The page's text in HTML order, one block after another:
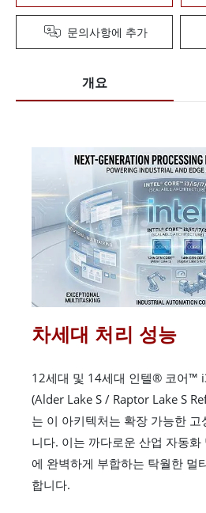
문의사항에 추가
개요
차세대 처리 성능
12세대 및 14세대 인텔® 코어™
(Alder Lake S / Raptor Lake S
는 이 아키텍처는 확장 가능한
니다. 이는 까다로운 산업 자동화
에 완벽하게 부합하는 탁월한 멀
합니다.